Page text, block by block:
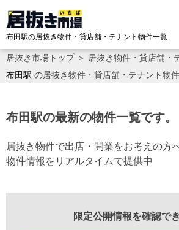
布田駅の居抜き物件・貸店舗・テナント物件一覧
居抜き市場トップ＞ 居抜き物件・貸店舗・
布田駅 の居抜き物件・貸店舗・テナント物
布田駅の最新の物件一覧です。
居抜き物件で出店・開業をお考えの方
物件情報をリアルタイムで提供中
限定公開情報を確認で